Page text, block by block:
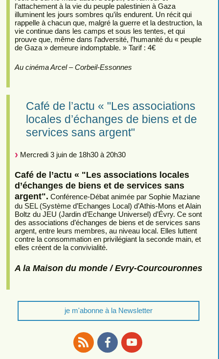
l’attachement à la vie du peuple palestinien à Gaza
illuminent les jours sombres qu’ils endurent. Un récit qui
rappelle à chacun que, malgré la guerre et la destruction, la
vie continue dans les camps et sous les tentes, et qui
prouve que, même dans l’adversité, l’humanité du « peuple
de Gaza » demeure indomptable. » Tarif : 4€
Au cinéma Arcel – Corbeil-Essonnes
Café de l’actu « "Les associations
locales d’échanges de biens et de
services sans argent"
Mercredi 3 juin de 18h30 à 20h30
Café de l’actu « "Les associations locales
d’échanges de biens et de services sans
argent". Conférence-Débat animée par Sophie Maziane
du SEL (Système d’Echanges Local) d’Athis-Mons et Alain
Boltz du JEU (Jardin d’Echange Universel) d’Évry. Ce sont
des associations d’échanges de biens et de services sans
argent, entre leurs membres, au niveau local. Elles luttent
contre la consommation en privilégiant la seconde main, et
elles créent de la convivialité.
A la Maison du monde / Evry-Courcouronnes
je m'abonne à la Newsletter